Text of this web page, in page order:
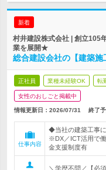
新着
村井建設株式会社 | 創立105
業を展開★
総合建設会社の【建築
正社員 業種未経験OK 転
女性のおしごと掲載中
情報更新日：2026/07/31 終了予
仕事内容
◆当社の建築工事に
※DX／ICT活用で
金支援制度有
＼学歴不問／【必